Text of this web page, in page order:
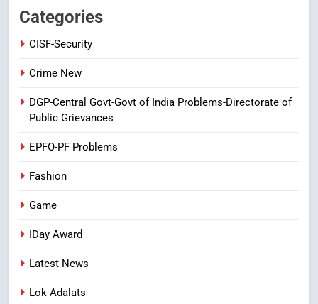
8
Laddu: A Sacred Trust Betrayed
Categories
CISF-Security
Crime New
DGP-Central Govt-Govt of India Problems-Directorate of
Public Grievances
EPFO-PF Problems
Fashion
Game
IDay Award
Latest News
Lok Adalats